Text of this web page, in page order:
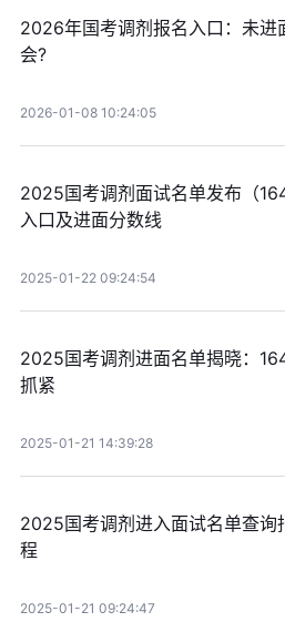
2026年国考调剂报名入口：未进
会?
2026-01-08 10:24:05
2025国考调剂面试名单发布（
入口及进面分数线
2025-01-22 09:24:54
2025国考调剂进面名单揭晓：
抓紧
2025-01-21 14:39:28
2025国考调剂进入面试名单查询
程
2025-01-21 09:24:47